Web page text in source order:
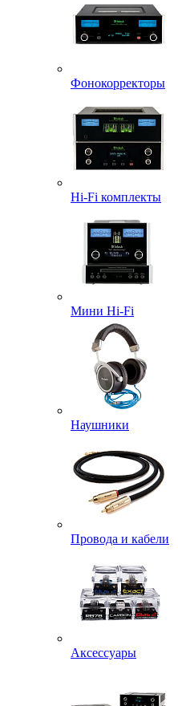
Фонокорректоры
Hi-Fi комплекты
Мини Hi-Fi
Наушники
Провода и кабели
Аксессуары